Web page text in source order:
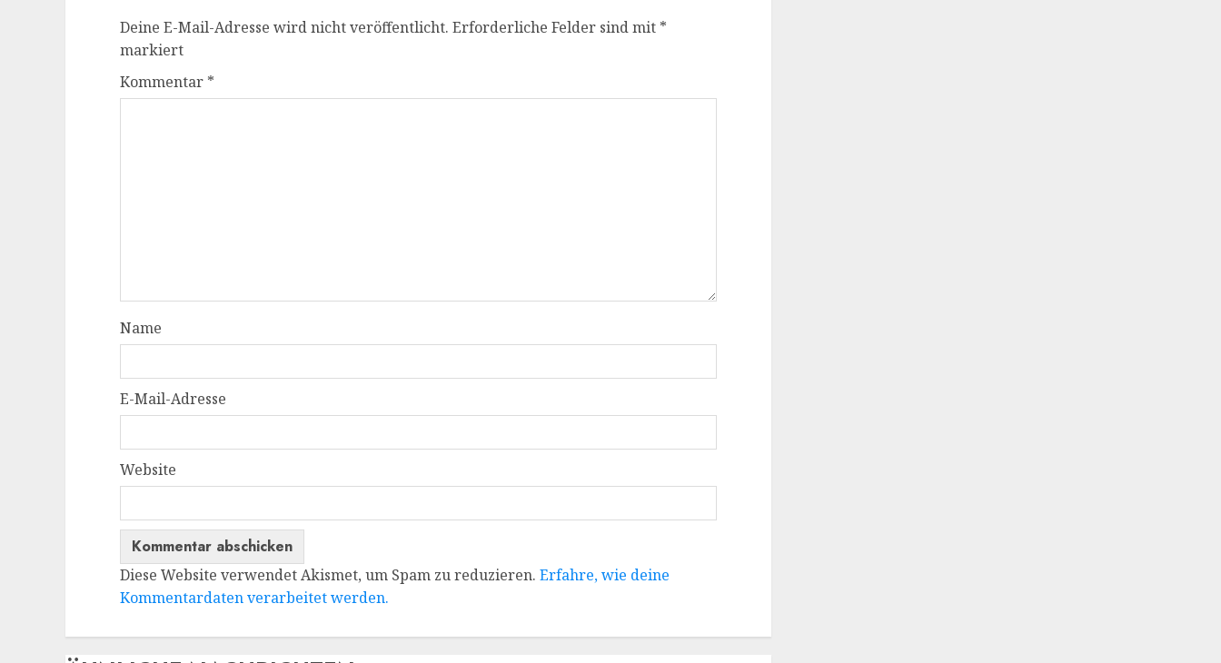
Deine E-Mail-Adresse wird nicht veröffentlicht. Erforderliche Felder sind mit *
markiert
Kommentar *
Name
E-Mail-Adresse
Website
Diese Website verwendet Akismet, um Spam zu reduzieren. Erfahre, wie deine
Kommentardaten verarbeitet werden.